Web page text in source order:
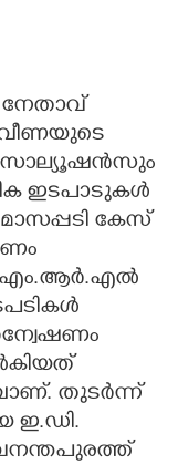
നേതാവ്
സൊല്യൂഷൻസും
ഇടപാടുകൾ
കേസ്
തുടർന്ന്
ഇ.ഡി.